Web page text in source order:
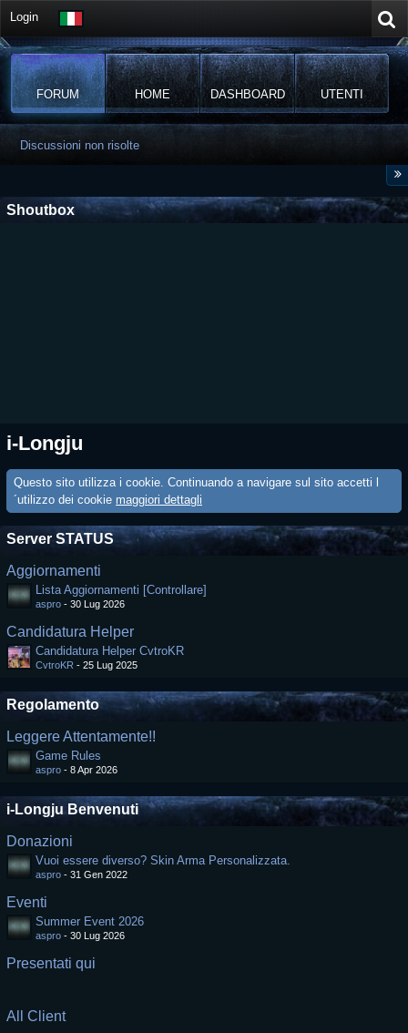
Login
FORUM HOME DASHBOARD UTENTI
Discussioni non risolte
Shoutbox
i-Longju
Questo sito utilizza i cookie. Continuando a navigare sul sito accetti l
´utilizzo dei cookie maggiori dettagli
Server STATUS
Aggiornamenti
Lista Aggiornamenti [Controllare]
aspro - 30 Lug 2026
Candidatura Helper
Candidatura Helper CvtroKR
CvtroKR - 25 Lug 2025
Regolamento
Leggere Attentamente!!
Game Rules
aspro - 8 Apr 2026
i-Longju Benvenuti
Donazioni
Vuoi essere diverso? Skin Arma Personalizzata.
aspro - 31 Gen 2022
Eventi
Summer Event 2026
aspro - 30 Lug 2026
Presentati qui
All Client